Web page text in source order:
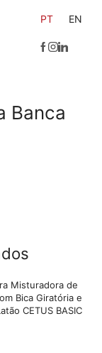
PT EN
Banca